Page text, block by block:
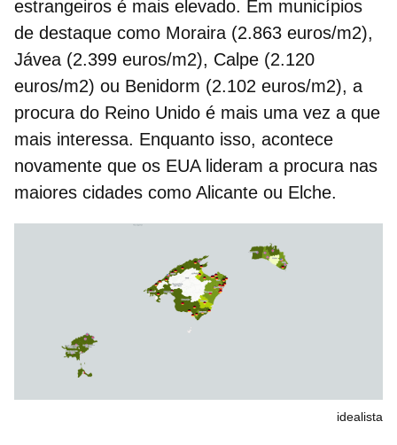
estrangeiros é mais elevado. Em municípios
de destaque como Moraira (2.863 euros/m2),
Jávea (2.399 euros/m2), Calpe (2.120
euros/m2) ou Benidorm (2.102 euros/m2), a
procura do Reino Unido é mais uma vez a que
mais interessa. Enquanto isso, acontece
novamente que os EUA lideram a procura nas
maiores cidades como Alicante ou Elche.
idealista